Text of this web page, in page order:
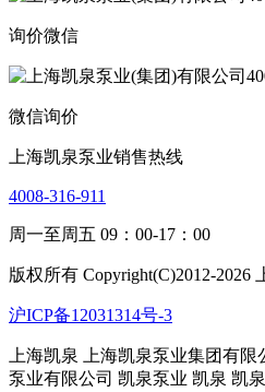
询价微信
微信询价
上海凯泉泵业销售热线
4008-316-911
周一至周五 09：00-17：00
版权所有 Copyright(C)2012-2026
沪ICP备12031314号-3
上海凯泉 上海凯泉泵业集团有限
泵业有限公司 凯泉泵业 凯泉 凯